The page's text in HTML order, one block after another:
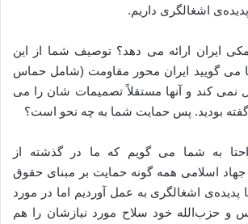
اشغالگری داریم.
ایران ارائه می دهد؟ توصیف شما از این
گویید ایران محور مقاومت (شامل حماس
نمی کند و آنها مستقلاً تصمیمات شان را می
گفته بودید. پس حمایت شما به چه نحو است؟
به شما می گویم که ما در گذشته از
اسلامی همه گونه حمایت بر مبنای حقوق
پدیده‌ی اشغالگری به عمل آوردیم اما در مورد
و حزب‌الله خود سلاح مورد نیازشان را هم